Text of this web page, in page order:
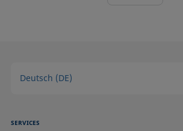
Deutsch (DE)
SERVICES